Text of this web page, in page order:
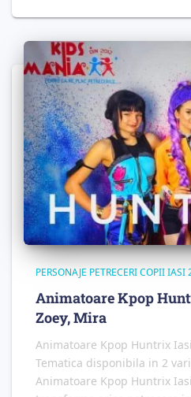
PERSONAJE PETRECERI COPII IASI
Animatoare Kpop
Zoey, Mira
Animatoare Kpop Huntrix
Tematica disponibila in 2
Animatoare Kpop Huntrix